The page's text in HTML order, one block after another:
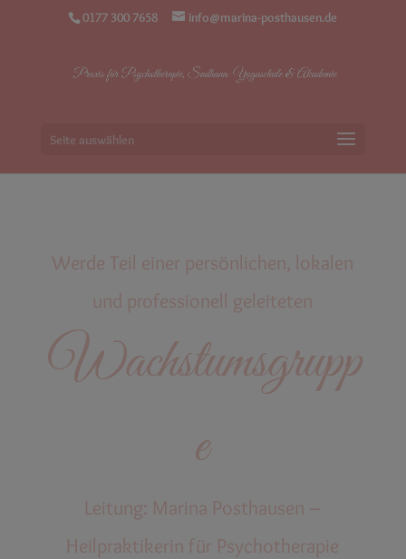
0177 300 7658 info@marina-posthausen.de
Seite auswählen
Werde Teil einer persönlichen, lokalen
und professionell geleiteten
Wachstumsgrupp
e
Leitung: Marina Posthausen –
Heilpraktikerin für Psychotherapie